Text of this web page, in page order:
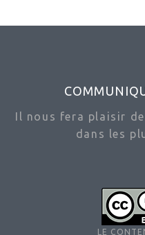
Il nous fera plaisir
dans les
LE